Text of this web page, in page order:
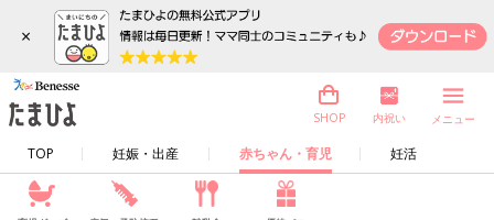
×
TOP 妊娠・出産 赤ちゃん・育児 妊活
SHOP 内祝い メニュー